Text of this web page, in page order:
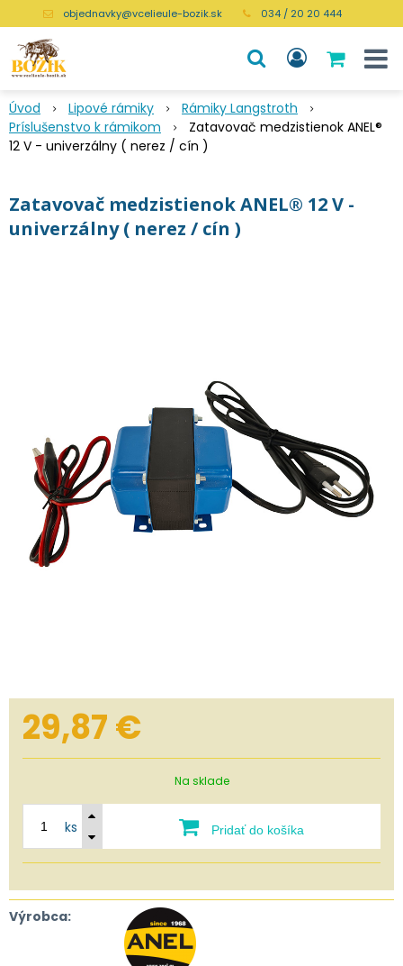
objednavky@vcelieule-bozik.sk 034 / 20 20 444
Úvod Lipové rámiky
Rámiky Langstroth
Príslušenstvo k rámikom
Zatavovač medzistienok ANEL®
12 V - univerzálny ( nerez / cín )
Zatavovač medzistienok ANEL® 12 V -
univerzálny ( nerez / cín )
29,87€
Na sklade
ks Pridať do košíka
Výrobca: